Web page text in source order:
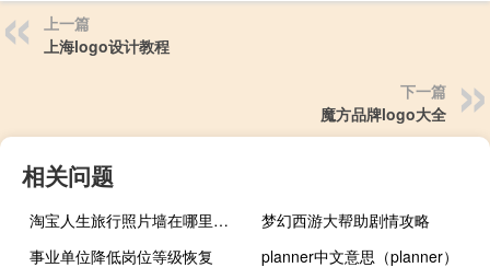
上一篇
上海logo设计教程
下一篇
魔方品牌logo大全
相关问题
淘宝人生旅行照片墙在哪里（淘宝人生成就在哪里）
梦幻西游大帮助剧情攻略
事业单位降低岗位等级恢复
planner中文意思（planner）